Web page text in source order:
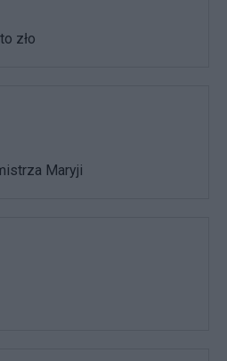
zło
Maryji